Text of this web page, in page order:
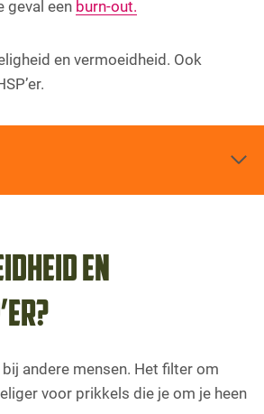
geval een burn-out.
en vermoeidheid. Ook
en
andere mensen. Het filter om
voor prikkels die je om je heen